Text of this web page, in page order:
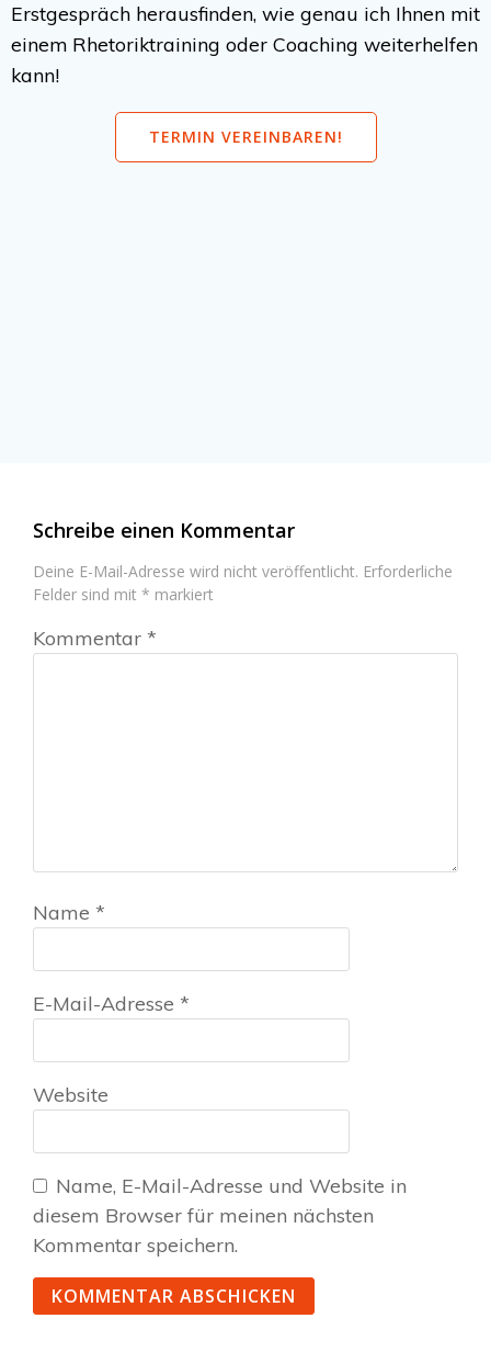
Erstgespräch herausfinden, wie genau ich Ihnen mit
einem Rhetoriktraining oder Coaching weiterhelfen
kann!
TERMIN VEREINBAREN!
Schreibe einen Kommentar
Deine E-Mail-Adresse wird nicht veröffentlicht. Erforderliche
Felder sind mit * markiert
Kommentar *
Name *
E-Mail-Adresse *
Website
Name, E-Mail-Adresse und Website in
diesem Browser für meinen nächsten
Kommentar speichern.